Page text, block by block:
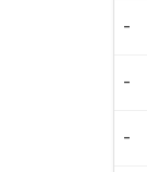
–
–
–